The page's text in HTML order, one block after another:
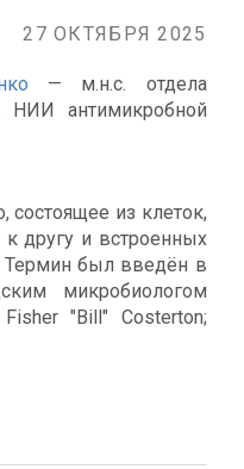
27 ОКТЯБРЯ 2025
— м.н.с. отдела
НИИ антимикробной
состоящее из клеток,
другу и встроенных
Термин был введён в
микробиологом
"Bill" Costerton;